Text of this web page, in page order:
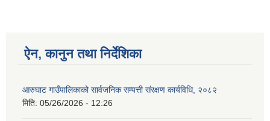
ऐन, कानुन तथा निर्देशिका
आरुघाट गाउँपालिकाको सार्वजनिक सम्पत्ती संरक्षण कार्यविधि, २०८२
मिति: 05/26/2026 - 12:26